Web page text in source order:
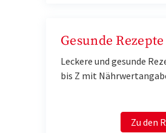
Gesunde Rezepte
Leckere und gesunde
bis Z mit
Zu den